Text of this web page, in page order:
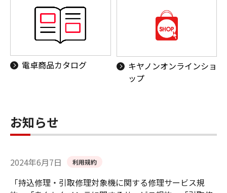
電卓商品カタログ
キヤノンオンラインショ
ップ
お知らせ
2024年6月7日 利用規約
「持込修理・引取修理対象機に関する修理サービス規